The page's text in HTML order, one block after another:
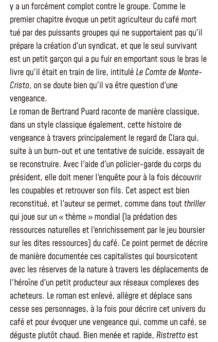
y a un forcément complot contre le groupe. Comme le
premier chapitre évoque un petit agriculteur du café mort
tué par des puissants groupes qui ne supportaient pas qu'il
prépare la création d'un syndicat, et que le seul survivant
est un petit garçon qui a pu fuir en emportant sous le bras le
livre qu'il était en train de lire, intitulé Le Comte de Monte-
Cristo, on se doute bien qu'il va être question d'une
vengeance.
Le roman de Bertrand Puard raconte de manière classique,
dans un style classique également, cette histoire de
vengeance à travers principalement le regard de Clara qui,
suite à un burn-out et une tentative de suicide, essayait de
se reconstruire. Avec l'aide d'un policier-garde du corps du
président, elle doit mener l'enquête pour à la fois découvrir
les coupables et retrouver son fils. Cet aspect est bien
reconstitué, et l'auteur se permet, comme dans toutthriller
qui joue sur un « thème » mondial (la prédation des
ressources naturelles et l'enrichissement par le jeu boursier
sur les dites ressources) du café. Ce point permet de décrire
de manière documentée ces capitalistes qui boursicotent
avec les réserves de la nature à travers les déplacements de
l'héroïne d'un petit producteur aux réseaux complexes des
acheteurs. Le roman est enlevé, allègre et déplace sans
cesse ses personnages, à la fois pour décrire cet univers du
café et pour évoquer une vengeance qui, comme un café, se
déguste plutôt chaud. Bien menée et rapide, Ristretto est